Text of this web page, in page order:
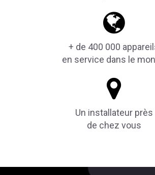
+ de 400 000
en service dans le
Un installateur près
de chez vous